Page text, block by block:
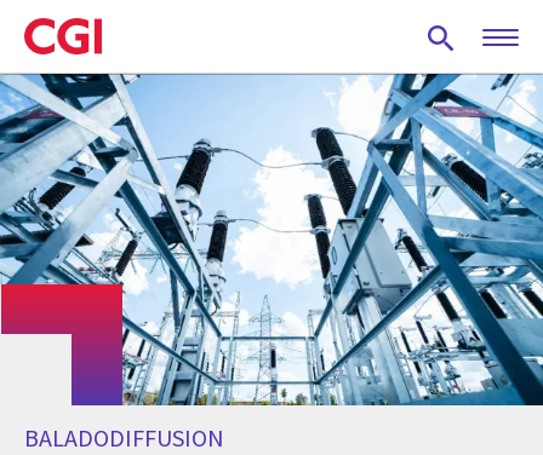
Skip
to
main
content
BALADODIFFUSION